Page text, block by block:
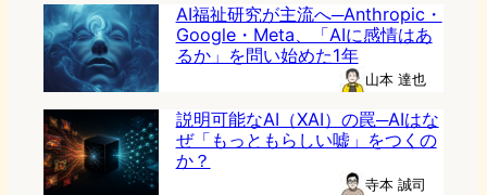
AI福祉研究が主流へ─Anthropic・
Google・Meta、「AIに感情はあ
るか」を問い始めた1年
山本 達也
説明可能なAI（XAI）の罠─AIはな
ぜ「もっともらしい嘘」をつくの
か？
寺本 誠司